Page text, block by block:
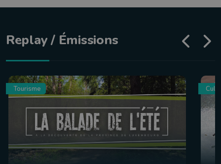
Replay / Émissions
Tourisme